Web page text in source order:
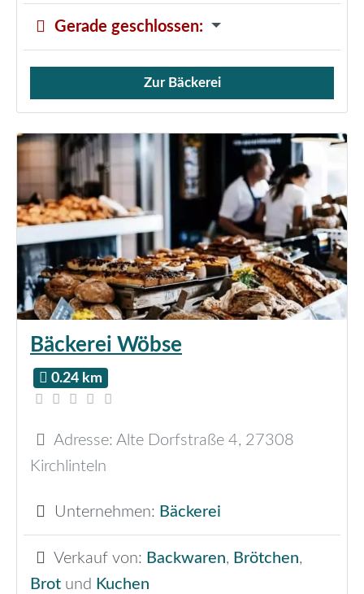
Gerade geschlossen:
Verkauf von Brötchen,
Zur Bäckerei
Bäckerei Wöbse
0.24 km
Adresse: Alte Dorfstraße 4, 27308
Kirchlinteln
Unternehmen: Bäckerei
Verkauf von: Backwaren, Brötchen,
Brot und Kuchen